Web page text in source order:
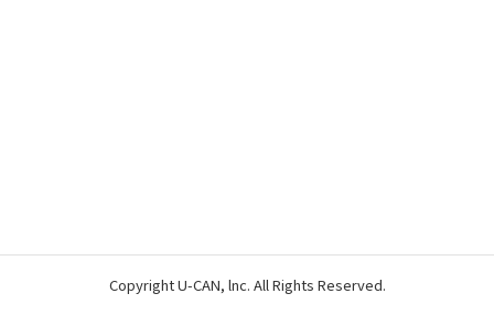
Copyright U-CAN, lnc. All Rights Reserved.